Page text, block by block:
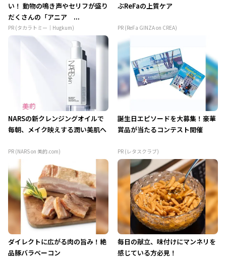
い！ 動物の鳴き声やセリフが盛り
だくさんの「アニア ...
PR (タカラトミー｜Hugkum)
ぶReFaの上質ケア
PR (ReFa GINZA on CREA)
NARSの新クレンジングオイルで
毎朝、メイク映えする潤い美肌へ
PR (NARS on 美的.com)
誕生日エピソードを大募集！豪華
賞品が当たるコンテスト開催
PR (レタスクラブ)
ダイレクトに広がる肉の旨み！絶
品豚バラベーコン
毎日の献立、味付けにマンネリを
感じている方必見！